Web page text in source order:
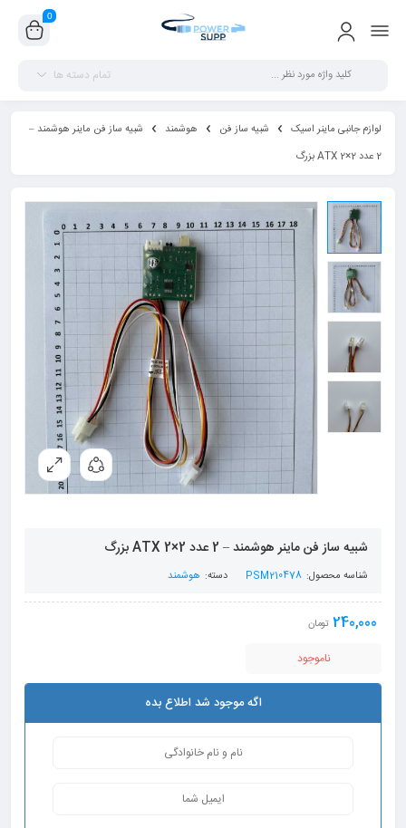
0
تمام دسته ها
لوازم جانبی ماینر اسیک شبیه ساز فن هوشمند
شبیه ساز فن ماینر هوشمند –
2 عدد ATX 2×2 بزرگ
شبیه ساز فن ماینر هوشمند – 2 عدد ATX 2×2 بزرگ
شناسه محصول: PSM210478 دسته: هوشمند
240,000 تومان
ناموجود
اگه موجود شد اطلاع بده